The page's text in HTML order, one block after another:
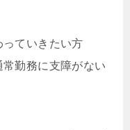
ていきたい方
務に支障がない